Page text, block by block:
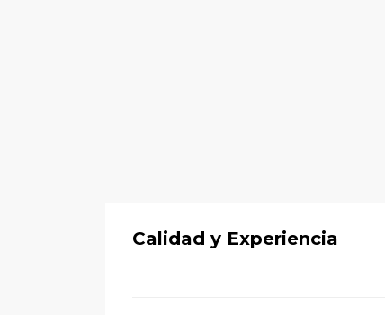
Calidad y Experiencia